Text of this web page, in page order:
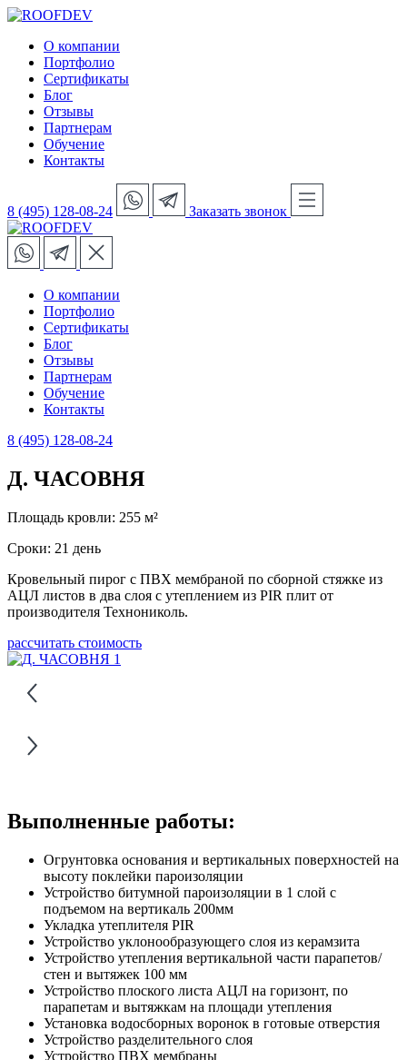
О компании
Портфолио
Сертификаты
Блог
Отзывы
Партнерам
Обучение
Контакты
8 (495) 128-08-24 Заказать звонок
О компании
Портфолио
Сертификаты
Блог
Отзывы
Партнерам
Обучение
Контакты
8 (495) 128-08-24
Д. ЧАСОВНЯ
Площадь кровли: 255 м²
Сроки: 21 день
Кровельный пирог с ПВХ мембраной по сборной стяжке из
АЦЛ листов в два слоя с утеплением из PIR плит от
производителя Технониколь.
рассчитать стоимость
Выполненные работы:
Огрунтовка основания и вертикальных поверхностей на
высоту поклейки пароизоляции
Устройство битумной пароизоляции в 1 слой с
подъемом на вертикаль 200мм
Укладка утеплителя PIR
Устройство уклонообразующего слоя из керамзита
Устройство утепления вертикальной части парапетов/
стен и вытяжек 100 мм
Устройство плоского листа АЦЛ на горизонт, по
парапетам и вытяжкам на площади утепления
Установка водосборных воронок в готовые отверстия
Устройство разделительного слоя
Устройство ПВХ мембраны